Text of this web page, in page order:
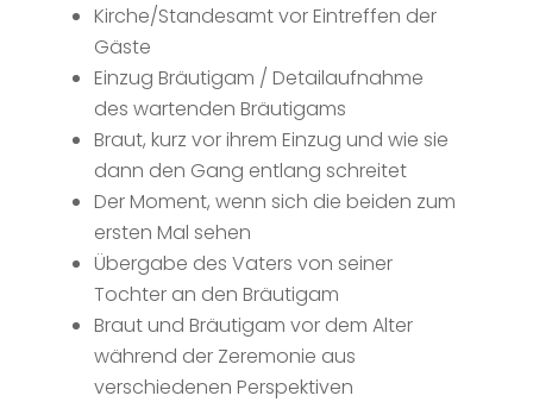
Kirche/Standesamt vor Eintreffen der
Gäste
Einzug Bräutigam / Detailaufnahme
des wartenden Bräutigams
Braut, kurz vor ihrem Einzug und wie sie
dann den Gang entlang schreitet
Der Moment, wenn sich die beiden zum
ersten Mal sehen
Übergabe des Vaters von seiner
Tochter an den Bräutigam
Braut und Bräutigam vor dem Alter
während der Zeremonie aus
verschiedenen Perspektiven